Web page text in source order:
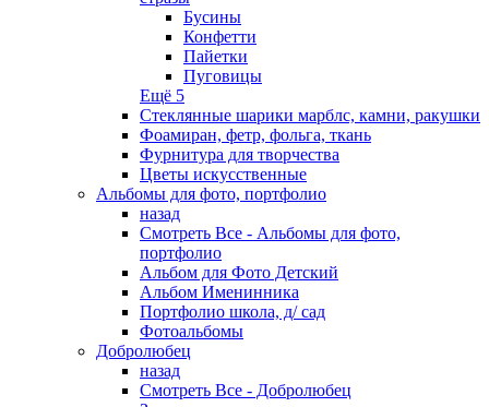
Бусины
Конфетти
Пайетки
Пуговицы
Ещё 5
Стеклянные шарики марблс, камни, ракушки
Фоамиран, фетр, фольга, ткань
Фурнитура для творчества
Цветы искусственные
Альбомы для фото, портфолио
назад
Смотреть Все - Альбомы для фото,
портфолио
Альбом для Фото Детский
Альбом Именинника
Портфолио школа, д/ сад
Фотоальбомы
Добролюбец
назад
Смотреть Все - Добролюбец